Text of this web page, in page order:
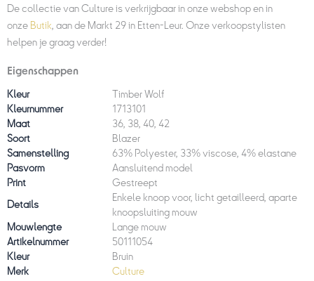
De collectie van Culture is verkrijgbaar in onze webshop en in
onze Butik, aan de Markt 29 in Etten-Leur. Onze verkoopstylisten
helpen je graag verder!
Eigenschappen
Kleur
Timber Wolf
Kleurnummer
1713101
Maat
36, 38, 40, 42
Soort
Blazer
Samenstelling
63% Polyester, 33% viscose, 4% elastane
Pasvorm
Aansluitend model
Print
Gestreept
Details
Enkele knoop voor, licht getailleerd, aparte
knoopsluiting mouw
Mouwlengte
Lange mouw
Artikelnummer
50111054
Kleur
Bruin
Merk
Culture